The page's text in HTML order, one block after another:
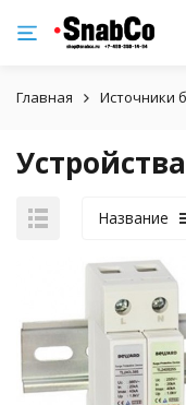
Главная Источники
Название